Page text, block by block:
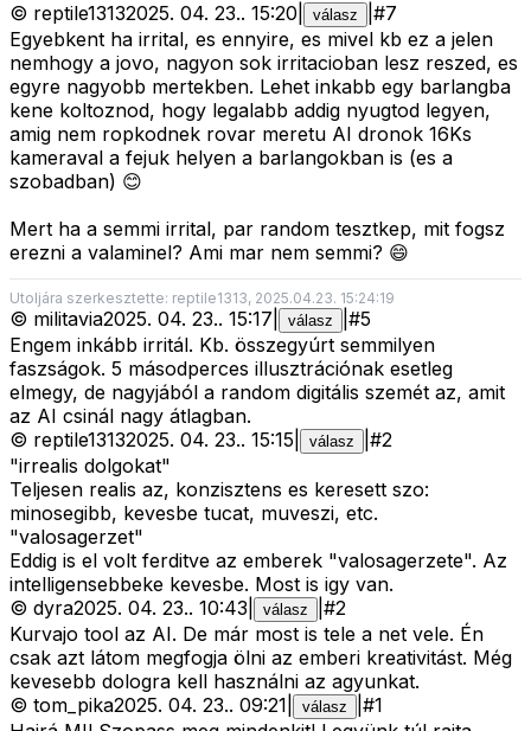
© reptile13132025. 04. 23.. 15:20 válasz #7
Egyebkent ha irrital, es ennyire, es mivel kb ez a jelen
nemhogy a jovo, nagyon sok irritacioban lesz reszed, es
egyre nagyobb mertekben. Lehet inkabb egy barlangba
kene koltoznod, hogy legalabb addig nyugtod legyen,
amig nem ropkodnek rovar meretu AI dronok 16Ks
kameraval a fejuk helyen a barlangokban is (es a
szobadban) 😊
Mert ha a semmi irrital, par random tesztkep, mit fogsz
erezni a valaminel? Ami mar nem semmi? 😄
Utoljára szerkesztette: reptile1313, 2025.04.23. 15:24:19
© militavia2025. 04. 23.. 15:17 válasz #5
Engem inkább irritál. Kb. összegyúrt semmilyen
faszságok. 5 másodperces illusztrációnak esetleg
elmegy, de nagyjából a random digitális szemét az, amit
az AI csinál nagy átlagban.
© reptile13132025. 04. 23.. 15:15 válasz #2
"irrealis dolgokat"
Teljesen realis az, konzisztens es keresett szo:
minosegibb, kevesbe tucat, muveszi, etc.
"valosagerzet"
Eddig is el volt ferditve az emberek "valosagerzete". Az
intelligensebbeke kevesbe. Most is igy van.
© dyra2025. 04. 23.. 10:43 válasz #2
Kurvajo tool az AI. De már most is tele a net vele. Én
csak azt látom megfogja ölni az emberi kreativitást. Még
kevesebb dologra kell használni az agyunkat.
© tom_pika2025. 04. 23.. 09:21 válasz #1